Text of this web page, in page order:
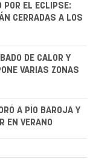
POR EL ECLIPSE:
CERRADAS A LOS
DE CALOR Y
VARIAS ZONAS
A PÍO BAROJA Y
EN VERANO